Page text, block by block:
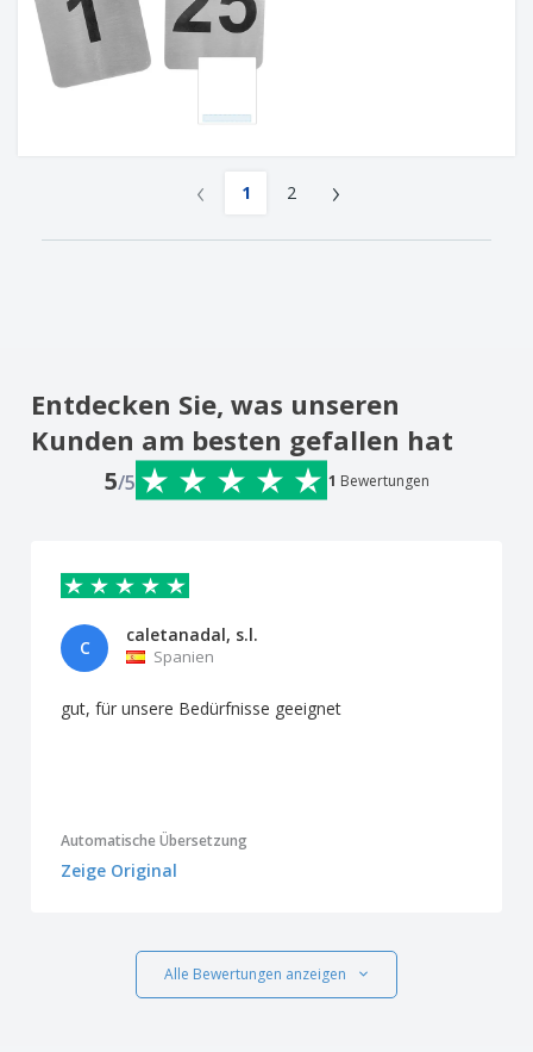
‹ 1 2 ›
Entdecken Sie, was unseren
Kunden am besten gefallen hat
5/5 1 Bewertungen
C
caletanadal, s.l.
Spanien
gut, für unsere Bedürfnisse geeignet
Automatische Übersetzung
Zeige Original
Alle Bewertungen anzeigen